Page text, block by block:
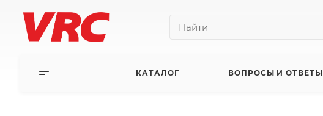
КАТАЛОГ ВОПРОСЫ И ОТВЕТЫ